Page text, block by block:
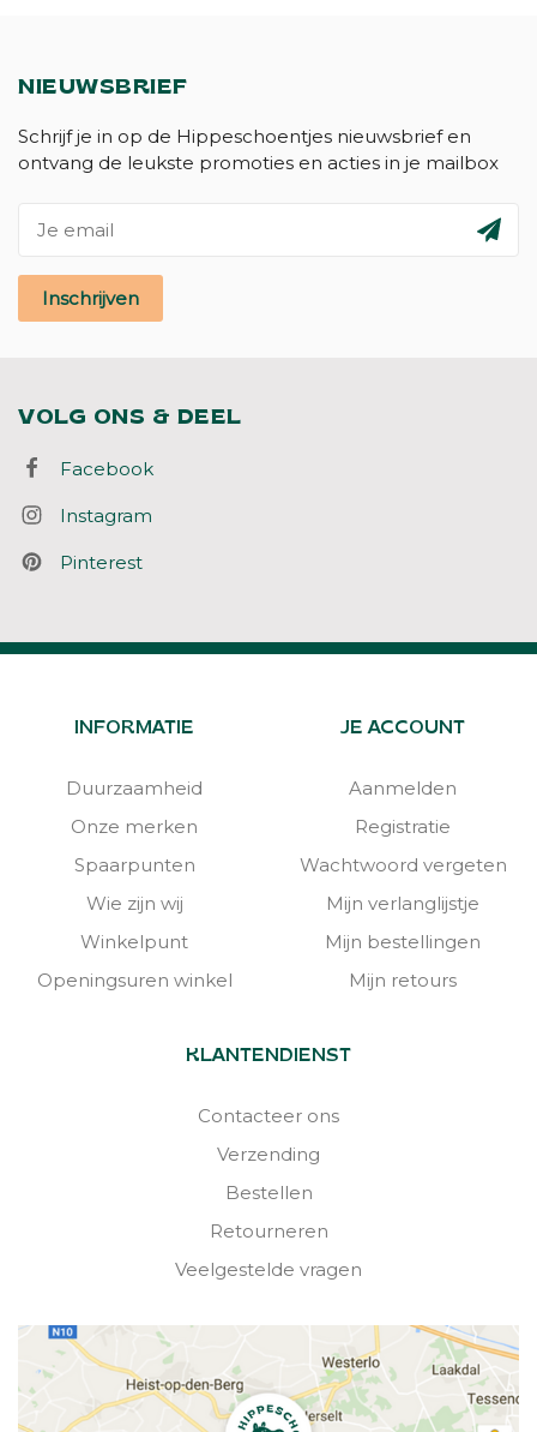
NIEUWSBRIEF
Schrijf je in op de Hippeschoentjes nieuwsbrief en
ontvang de leukste promoties en acties in je mailbox
Inschrijven
VOLG ONS & DEEL
Facebook
Instagram
Pinterest
INFORMATIE
Duurzaamheid
Onze merken
Spaarpunten
Wie zijn wij
Winkelpunt
Openingsuren winkel
JE ACCOUNT
Aanmelden
Registratie
Wachtwoord vergeten
Mijn verlanglijstje
Mijn bestellingen
Mijn retours
KLANTENDIENST
Contacteer ons
Verzending
Bestellen
Retourneren
Veelgestelde vragen